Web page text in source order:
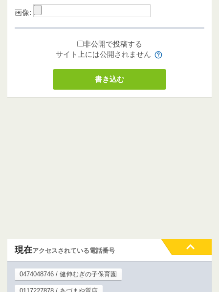
画像:
非公開で投稿する
サイト上には公開されません
現在アクセスされている電話番号
0474048746 / 健伸むぎの子保育園